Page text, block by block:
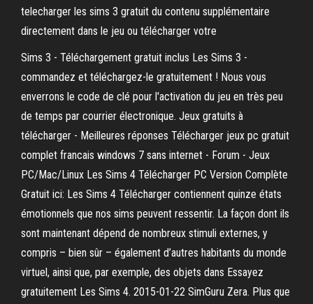
telecharger les sims 3 gratuit du contenu supplémentaire
directement dans le jeu ou télécharger votre
Sims 3 - Téléchargement gratuit inclus Les Sims 3 -
commandez et téléchargez-le gratuitement ! Nous vous
enverrons le code de clé pour l'activation du jeu en très peu
de temps par courrier électronique. Jeux gratuits à
télécharger - Meilleures réponses Télécharger jeux pc gratuit
complet francais windows 7 sans internet - Forum - Jeux
PC/Mac/Linux Les Sims 4 Télécharger PC Version Complète
Gratuit ici: Les Sims 4 Télécharger contiennent quinze états
émotionnels que nos sims peuvent ressentir. La façon dont ils
sont maintenant dépend de nombreux stimuli externes, y
compris – bien sûr – également d’autres habitants du monde
virtuel, ainsi que, par exemple, des objets dans Essayez
gratuitement Les Sims 4. 2015-01-22 SimGuru Zera. Plus que